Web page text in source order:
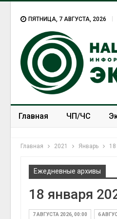
ПЯТНИЦА, 7 АВГУСТА, 2026
Главная ЧП/ЧС
Главная 2021 Январь 18
Ежедневные архивы
18 января
7 АВГУСТА 2026, 00:00 6